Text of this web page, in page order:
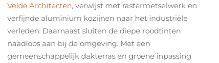
Velde Architecten, verwijst met rastermetselwerk en
verfijnde aluminium kozijnen naar het industriële
verleden. Daarnaast sluiten de diepe roodtinten
naadloos aan bij de omgeving. Met een
gemeenschappelijk dakterras en groene inpassing